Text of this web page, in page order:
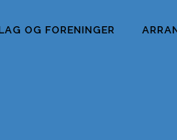
OG FORENINGER